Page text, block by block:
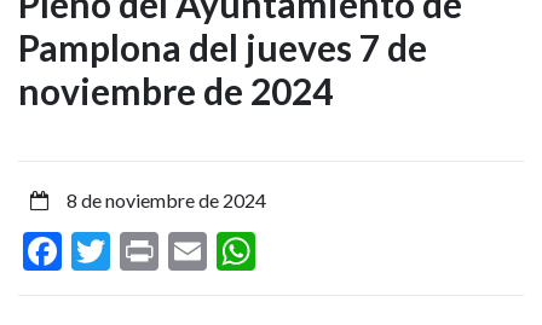
aprobadas
en
el
del
Ayuntamiento
Pamplona del jueves 7 de
noviembre de 2024
8 de noviembre de 2024
Facebook
Twitter
PrintEmail